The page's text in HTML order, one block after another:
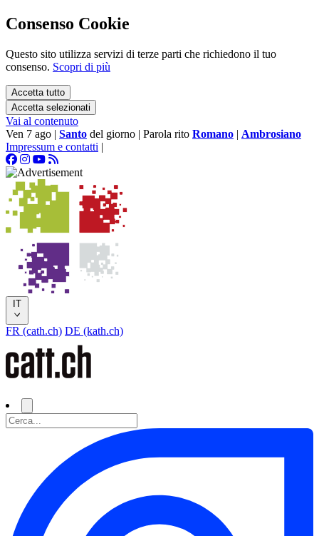
Consenso Cookie
Questo sito utilizza servizi di terze parti che richiedono il tuo
consenso. Scopri di più
Accetta tutto
Accetta selezionati
Vai al contenuto
Ven 7 ago | Santo del giorno | Parola rito Romano | Ambrosiano
Impressum e contatti |
IT
FR (cath.ch) DE (kath.ch)